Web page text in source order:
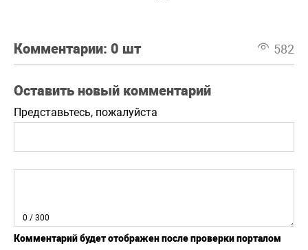
Комментарии: 0 шт 582
Оставить новый комментарий
Представьтесь, пожалуйста
0 / 300
Комментарий будет отображен после проверки порталом